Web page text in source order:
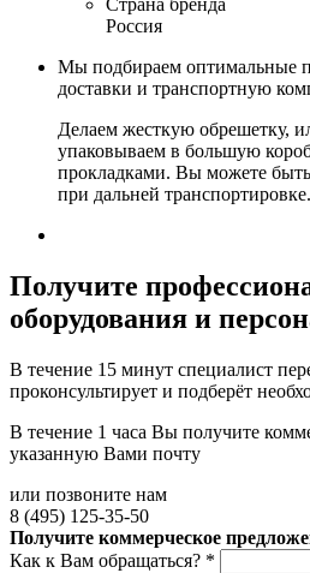
Страна бренда
Россия
Мы подбираем оптимальные
доставки и транспортную
Делаем жесткую обрешетку,
упаковываем в большую
прокладками. Вы можете
при дальней транспортировке.
Получите
оборудования и
В течение 15 минут специалист
проконсультирует и подберёт
В течение 1 часа Вы получите
указанную Вами почту
или позвоните нам
8 (495) 125-35-50
Получите коммерческое
Как к Вам обращаться? *